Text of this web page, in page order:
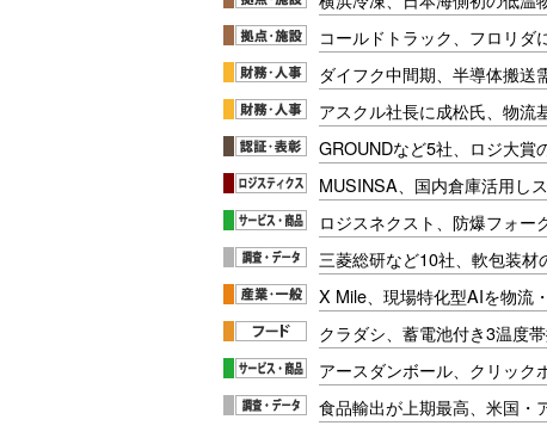
コールドトラック、フロリダ
ダイフク中間期、半導体搬送
アスクル社長に成松氏、物流
GROUNDなど5社、ロジ大賞
MUSINSA、国内倉庫活用し
ロジスネクスト、防爆フォー
三菱総研など10社、軟包装材
X Mile、現場特化型AIを物流
クラダシ、蓄電池付き3温度
アースダンボール、クリック
食品輸出が上期最高、米国・